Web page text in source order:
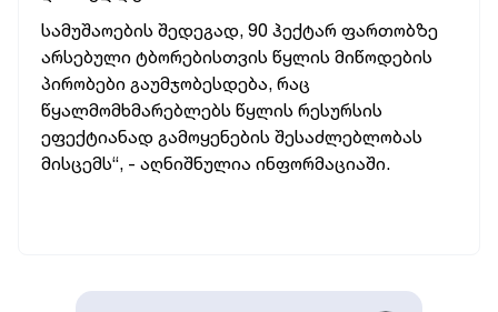
სამუშაოების შედეგად, 90 ჰექტარ ფართობზე
არსებული ტბორებისთვის წყლის მიწოდების
პირობები გაუმჯობესდება, რაც
წყალმომხმარებლებს წყლის რესურსის
ეფექტიანად გამოყენების შესაძლებლობას
მისცემს“, - აღნიშნულია ინფორმაციაში.